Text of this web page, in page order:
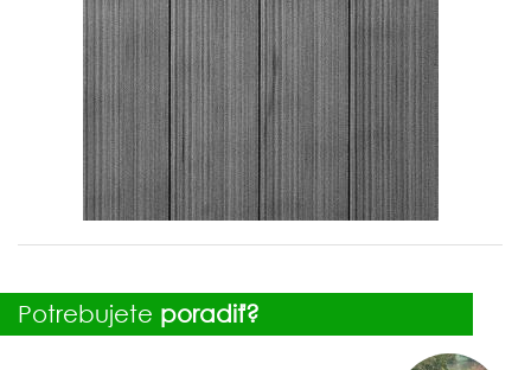
Potrebujete poradiť?